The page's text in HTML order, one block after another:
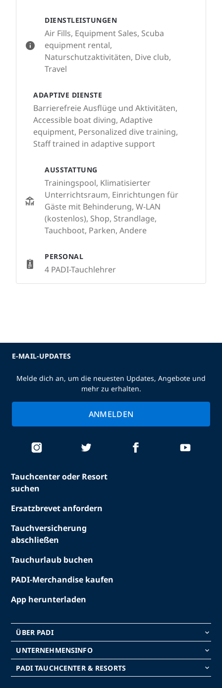
DIENSTLEISTUNGEN
Air Fills, Equipment Sales, Scuba
equipment rental,
Naturschutzaktivitäten, Dive club,
Travel
ADAPTIVE DIENSTE
Barrierefreie Ausflüge und Aktivitäten,
Accessible boat diving, Adaptive
equipment, Personalized dive training,
Staff trained in adaptive support
AUSSTATTUNG
Trainingspool, Klimatisierter
Unterrichtsraum, Einrichtungen für
Gäste mit Behinderung, W-LAN
(kostenlos), Shop, Strandlage,
Tauchboot, Parken, Andere
PERSONAL
4 PADI-Tauchlehrer
Tauchcenter oder Resort
suchen
Ersatzbrevet anfordern
Tauchversicherung
abschließen
Tauchurlaub buchen
PADI-Merchandise kaufen
App herunterladen
ÜBER PADI keyboard_arrow_down
UNTERNEHMENSINFO keyboard_arrow_down
PADI TAUCHCENTER & RESORTS keyboard_arrow_down
E-MAIL-UPDATES
Melde dich an, um die neuesten Updates, Angebote und
mehr zu erhalten.
ANMELDEN